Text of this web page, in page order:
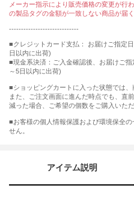
メーカー指示により販売価格の変更が行
の製品タグの金額が一致しない商品が届
-----------------------------
■クレジットカード支払： お届けご指定
日以内に出荷)
■現金系決済：ご入金確認後、お届けご
～5日以内に出荷)
■ショッピングカートに入った状態では、
また、ご注文画面に進んだ時点でも、直
減った場合、ご希望の個数をご購入いた
■お客様の個人情報保護および環境保全
せん。
アイテム説明